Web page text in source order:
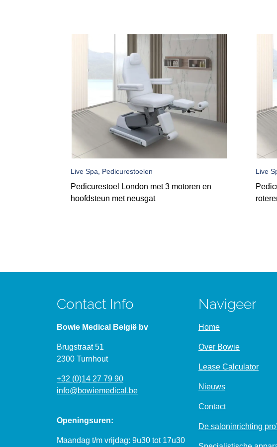
Live Spa, Pedicurestoelen
Pedicurestoel London met 3 motoren en
hoofdsteun met neusgat
Live
Contact Info
Bowie Medical België bv
Brugstraat 51
2300 Turnhout
+32 (0)14 27 79 90
info@bowiemedical.be
Openingsuren:
Maandag t/m vrijdag: 9u30 tot 17u30
Navigeer
Home
Over Bowie
Lease Calculator
Nieuws
Contact
De saloninrichting